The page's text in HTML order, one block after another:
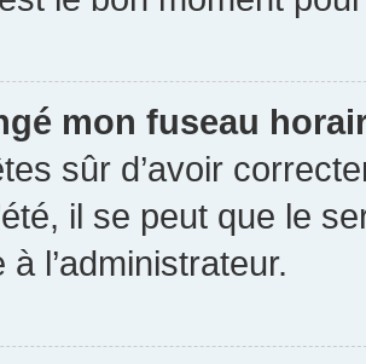
mon fuseau
sûr d’avoir
il se peut que le
à l’administrateur.